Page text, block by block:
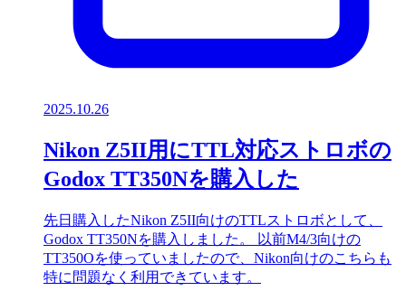
2025.10.26
Nikon Z5II用にTTL対応ストロボの
Godox TT350Nを購入した
先日購入したNikon Z5II向けのTTLストロボとして、
Godox TT350Nを購入しました。 以前M4/3向けの
TT350Oを使っていましたので、Nikon向けのこちらも
特に問題なく利用できています。